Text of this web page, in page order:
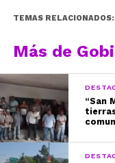
TEMAS RELACIONADOS:
Más de
“San